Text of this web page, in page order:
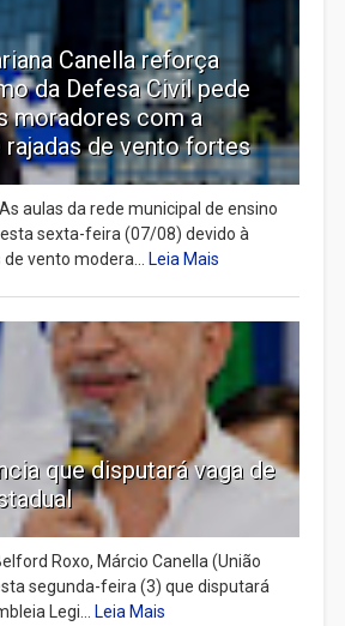
Canella reforça
da Defesa Civil pede
moradores com a
rajadas de vento fortes
As aulas da rede municipal de ensino
sexta-feira (07/08) devido à
vento modera...
Leia Mais
que disputará vaga de
Roxo, Márcio Canella (União
segunda-feira (3) que disputará
Legi...
Leia Mais